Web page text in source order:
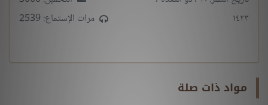
١٤٢٣
مرات الإستماع: 2539
مواد ذات صلة